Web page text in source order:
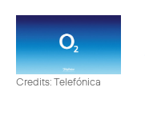
Credits: Telefónica